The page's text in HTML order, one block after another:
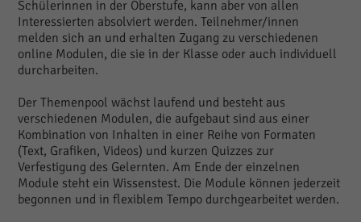
Schülerinnen in der Oberstufe, kann aber von allen
Interessierten absolviert werden. Teilnehmer/innen
melden sich an und erhalten Zugang zu verschiedenen
online Modulen, die sie in der Klasse oder auch individuell
durcharbeiten.
Der Themenpool wächst laufend und besteht aus
verschiedenen Modulen, die aufgebaut sind aus einer
Kombination von Inhalten in einer Reihe von Formaten
(Text, Grafiken, Videos) und kurzen Quizzes zur
Verfestigung des Gelernten. Am Ende der einzelnen
Module steht ein Wissenstest. Die Module können jederzeit
begonnen und in flexiblem Tempo durchgearbeitet werden.